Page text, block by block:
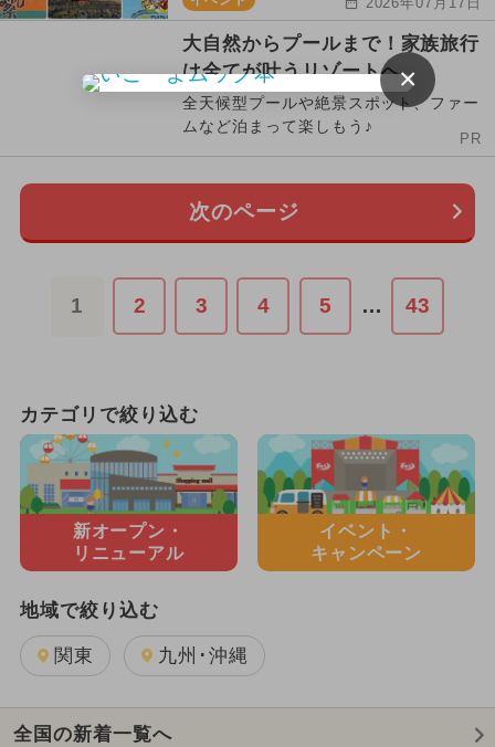
大自然からプールまで！家族旅行
は全てが叶うリゾートへ
全天候型プールや絶景スポット、ファー
ムなど泊まって楽しもう♪
PR
次のページ
1 2 3 4 5 … 43
カテゴリで絞り込む
新オープン・
リニューアル
イベント・
キャンペーン
地域で絞り込む
関東 九州･沖縄
全国の新着一覧へ
×